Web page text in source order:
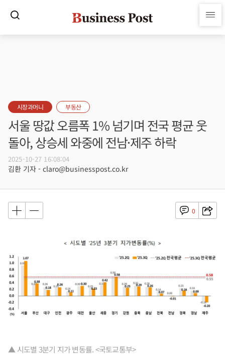
시장과머니 부동산
서울 땅값 오름폭 1% 넘기며 전국 평균 웃
돌아, 상승세 와중에 전남·제주 하락
2025-10-27 16:08:04
김환 기자 - claro@businesspost.co.kr
0
▲ 시도별 3분기 지가 변동률. <국토교통부>